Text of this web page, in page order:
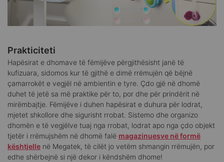
Prakticiteti
Hapësirat e dhomave të fëmijëve përgjithësisht janë të
kufizuara, sidomos kur të gjithë e dimë rrëmujën që bëjnë
çamarrokët e vegjël në ambientin e tyre. Çdo gjë në dhomë
duhet të jetë sa më praktike për to, por dhe për prindërit në
mirëmbajtje. Fëmijëve i duhen hapësirat e duhura për lodrat,
mjetet shkollore dhe sigurisht rrobat. Sistemo dhe organizo
dhomën e të vegjëlve tuaj nga rrobat, lodrat apo nga çdo objekt
tjetër i rrëmujshëm në dhomë falë magazinuesve në formë
kështjelle në Megatek, të cilët jo vetëm shmangin rrëmujën, por
edhe shërbejnë si një dekor i këndshëm dhome!